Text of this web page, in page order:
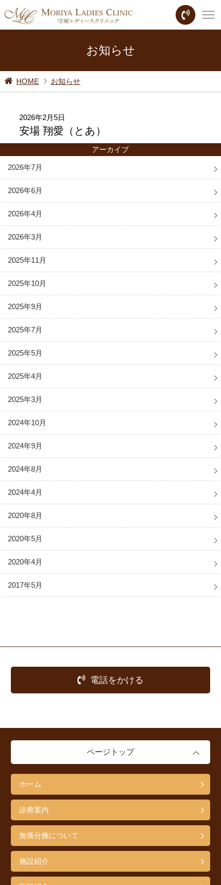
お知らせ
HOME お知らせ
2026年2月5日
安場 翔愛（とあ）
アーカイブ
2026年7月
2026年6月
2026年4月
2026年3月
2025年11月
2025年10月
2025年9月
2025年7月
2025年5月
2025年4月
2025年3月
2024年10月
2024年9月
2024年8月
2024年4月
2020年8月
2020年5月
2020年4月
2017年5月
電話をかける
ページトップ
ホーム
診療案内
無痛分娩について
施設紹介